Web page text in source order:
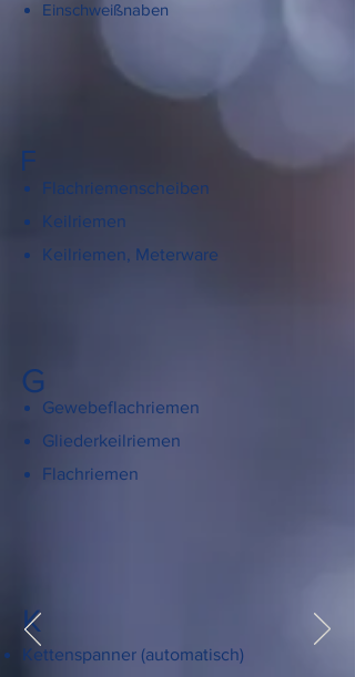
Einschweißnaben
F
Flachriemenscheiben
Keilriemen
Keilriemen, Meterware
Gewebeflachriemen
Gliederkeilriemen
Flachriemen
G
K
Kettenspanner (automatisch)